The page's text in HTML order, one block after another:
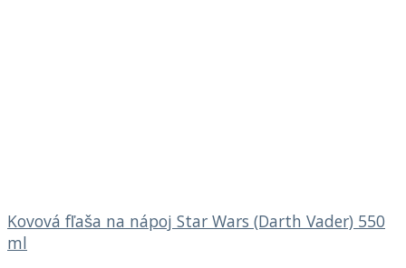
Kovová fľaša na nápoj Star Wars (Darth Vader) 550
ml